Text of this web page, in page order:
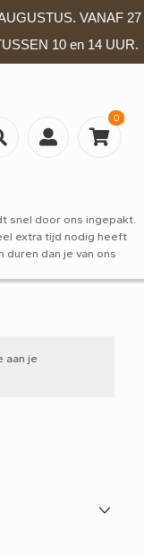
VANAF 27
10 en 14 UUR.
0
snel door ons ingepakt.
extra tijd nodig heeft
duren dan je van ons
aan je